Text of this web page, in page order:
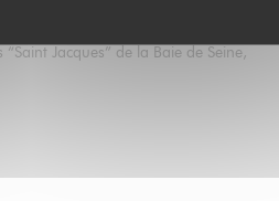
Jacques” de la Baie de Seine,